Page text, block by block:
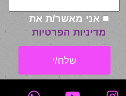
אני מאשר/ת את
מדיניות הפרטיות